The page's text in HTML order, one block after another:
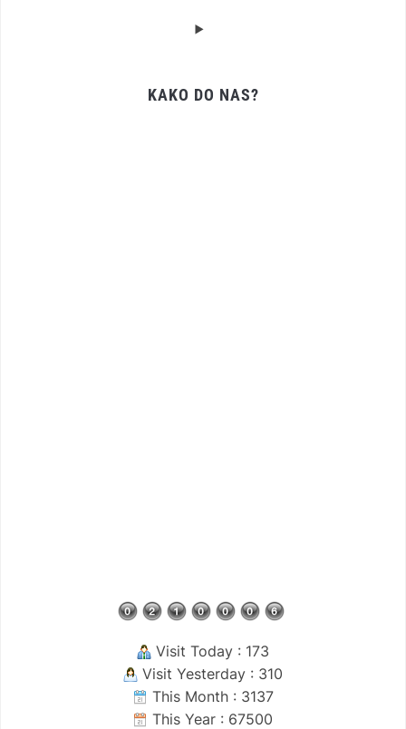
KAKO DO NAS?
Visit Today : 173
Visit Yesterday : 310
This Month : 3137
This Year : 67500